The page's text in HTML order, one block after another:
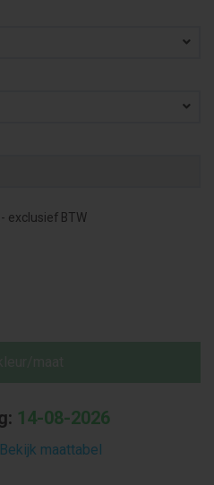
exclusief BTW
14-08-2026
Bekijk maattabel